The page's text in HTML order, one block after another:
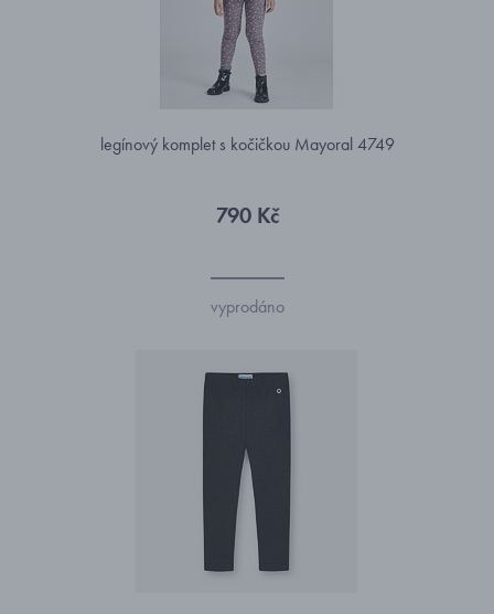
legínový komplet s kočičkou Mayoral 4749
790 Kč
vyprodáno